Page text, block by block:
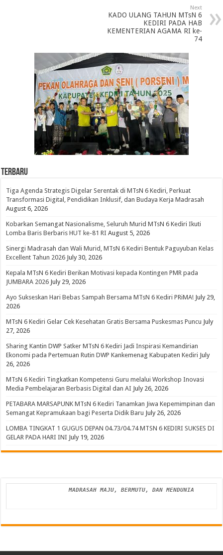
Next
KADO ULANG TAHUN MTsN 6
KEDIRI PADA HAB
KEMENTERIAN AGAMA RI ke-
74
Terbaru
Tiga Agenda Strategis Digelar Serentak di MTsN 6 Kediri, Perkuat
Transformasi Digital, Pendidikan Inklusif, dan Budaya Kerja Madrasah
August 6, 2026
Kobarkan Semangat Nasionalisme, Seluruh Murid MTsN 6 Kediri Ikuti
Lomba Baris Berbaris HUT ke-81 RI August 5, 2026
Sinergi Madrasah dan Wali Murid, MTsN 6 Kediri Bentuk Paguyuban Kelas
Excellent Tahun 2026 July 30, 2026
Kepala MTsN 6 Kediri Berikan Motivasi kepada Kontingen PMR pada
JUMBARA 2026 July 29, 2026
Ayo Sukseskan Hari Bebas Sampah Bersama MTsN 6 Kediri PRiMA! July 29,
2026
MTsN 6 Kediri Gelar Cek Kesehatan Gratis Bersama Puskesmas Puncu July
27, 2026
Sharing Kantin DWP Satker MTsN 6 Kediri Jadi Inspirasi Kemandirian
Ekonomi pada Pertemuan Rutin DWP Kankemenag Kabupaten Kediri July
26, 2026
MTsN 6 Kediri Tingkatkan Kompetensi Guru melalui Workshop Inovasi
Media Pembelajaran Berbasis Digital dan AI July 26, 2026
PETABARA MARSAPUNK MTsN 6 Kediri Tanamkan Jiwa Kepemimpinan dan
Semangat Kepramukaan bagi Peserta Didik Baru July 26, 2026
LOMBA TINGKAT 1 GUGUS DEPAN 04.73/04.74 MTSN 6 KEDIRI SUKSES DI
GELAR PADA HARI INI July 19, 2026
MADRASAH MAJU, BERMUTU, DAN MENDUNIA